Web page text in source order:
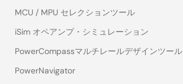
MCU / MPU セレクションツール
iSim オペアンプ・シミュレーション
PowerCompassマルチレールデザインツール
PowerNavigator